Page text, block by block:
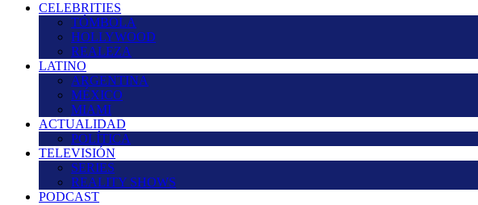
CELEBRITIES
TÓMBOLA
HOLLYWOOD
REALEZA
LATINO
ARGENTINA
MÉXICO
MIAMI
ACTUALIDAD
POLÍTICA
TELEVISIÓN
SERIES
REALITY SHOWS
PODCAST